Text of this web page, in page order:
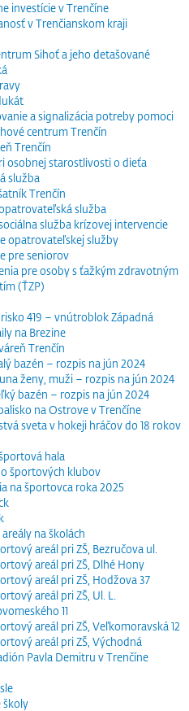
investície v Trenčíne
v Trenčianskom kraji
Sihoť a jeho detašované
a signalizácia potreby pomoci
centrum Trenčín
Trenčín
osobnej starostlivosti o dieťa
služba
Trenčín
služba
služba krízovej intervencie
opatrovateľskej služby
pre seniorov
pre osoby s ťažkým zdravotným
(ŤZP)
419 – vnútroblok Západná
na Brezine
Trenčín
bazén – rozpis na jún 2024
ženy, muži – rozpis na jún 2024
bazén – rozpis na jún 2024
na Ostrove v Trenčíne
sveta v hokeji hráčov do 18 rokov
hala
športových klubov
na športovca roka 2025
na školách
areál pri ZŠ, Bezručova ul.
areál pri ZŠ, Dlhé Hony
areál pri ZŠ, Hodžova 37
areál pri ZŠ, Ul. L.
11
areál pri ZŠ, Veľkomoravská 12
areál pri ZŠ, Východná
Pavla Demitru v Trenčíne
školy